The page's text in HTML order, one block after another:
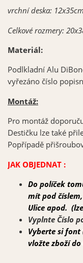
vrchní deska:
Celkové rozmery:
Materiál:
Podlkladní Alu
vyřezáno číslo
Montáž:
Pro montáž
Destičku lze také
Popřípadě
JAK OBJEDNAT :
Do políček
mít podč
Ulice apod.
Vyplnte Číslo
Vyberte si
vložte zboží